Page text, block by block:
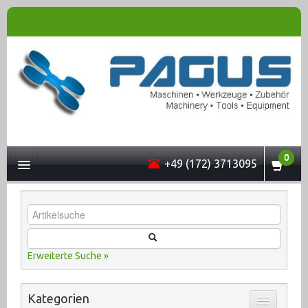
+49 (172) 3713095
0
UNTERNEHMEN
MASCHINEN
ONLINESHOP
Erweiterte Suche »
Kategorien